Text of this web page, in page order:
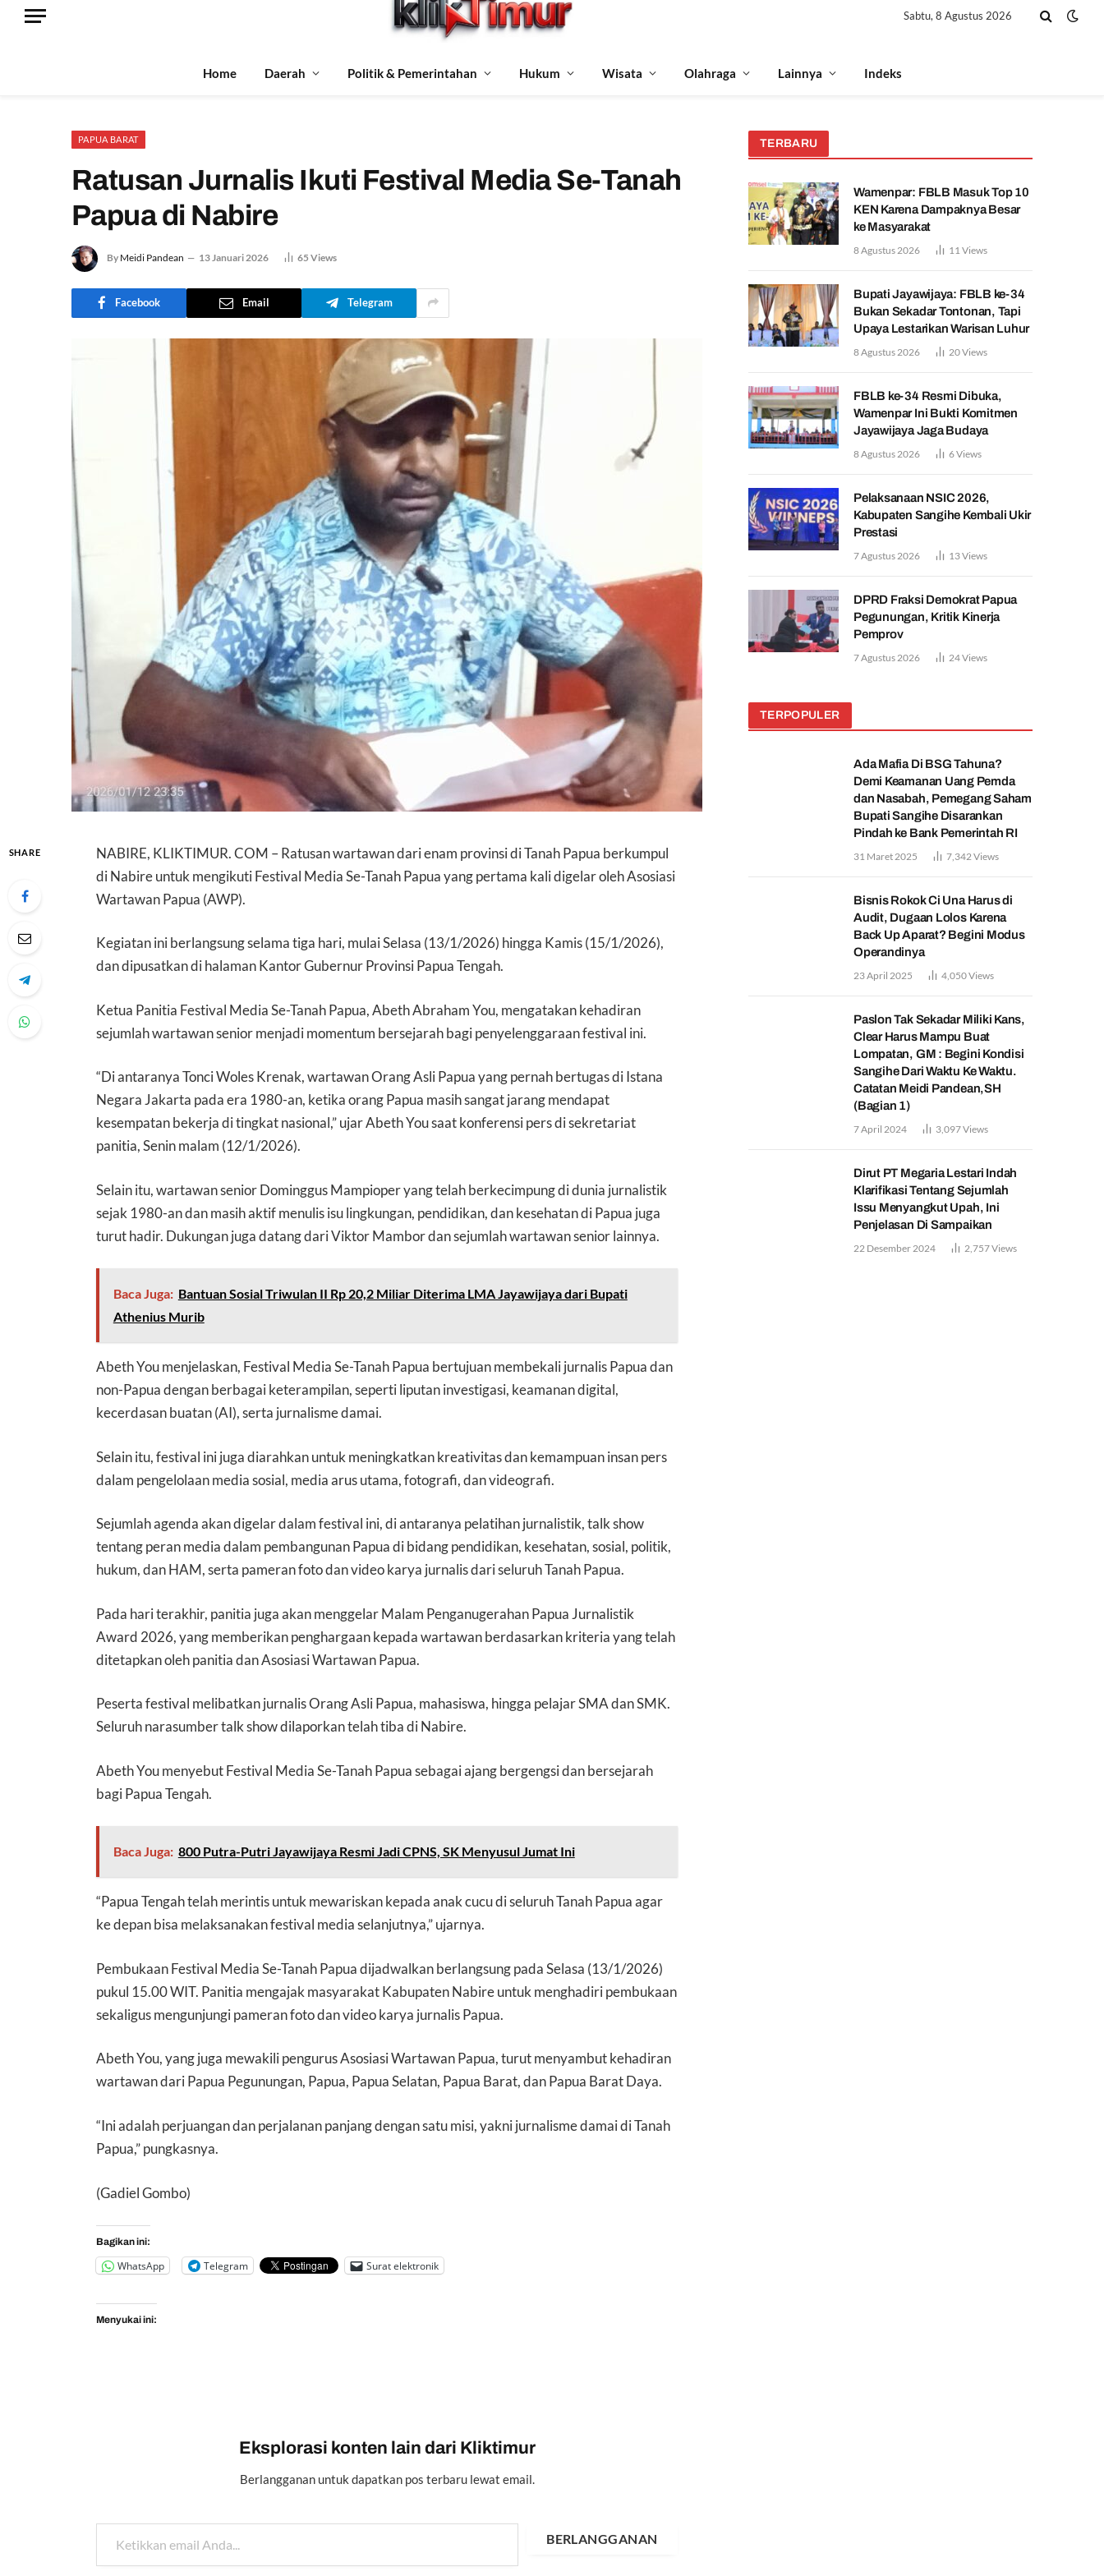
Sabtu, 8 Agustus 2026
Home Daerah Politik & Pemerintahan Hukum Wisata Olahraga Lainnya Indeks
PAPUA BARAT
Ratusan Jurnalis Ikuti Festival Media Se-Tanah
Papua di Nabire
By Meidi Pandean 13 Januari 2026 65 Views
Facebook Email Telegram
SHARE
NABIRE, KLIKTIMUR. COM – Ratusan wartawan dari enam provinsi di Tanah Papua berkumpul
di Nabire untuk mengikuti Festival Media Se-Tanah Papua yang pertama kali digelar oleh Asosiasi
Wartawan Papua (AWP).
Kegiatan ini berlangsung selama tiga hari, mulai Selasa (13/1/2026) hingga Kamis (15/1/2026),
dan dipusatkan di halaman Kantor Gubernur Provinsi Papua Tengah.
Ketua Panitia Festival Media Se-Tanah Papua, Abeth Abraham You, mengatakan kehadiran
sejumlah wartawan senior menjadi momentum bersejarah bagi penyelenggaraan festival ini.
“Di antaranya Tonci Woles Krenak, wartawan Orang Asli Papua yang pernah bertugas di Istana
Negara Jakarta pada era 1980-an, ketika orang Papua masih sangat jarang mendapat
kesempatan bekerja di tingkat nasional,” ujar Abeth You saat konferensi pers di sekretariat
panitia, Senin malam (12/1/2026).
Selain itu, wartawan senior Dominggus Mampioper yang telah berkecimpung di dunia jurnalistik
sejak 1980-an dan masih aktif menulis isu lingkungan, pendidikan, dan kesehatan di Papua juga
turut hadir. Dukungan juga datang dari Viktor Mambor dan sejumlah wartawan senior lainnya.
Baca Juga: Bantuan Sosial Triwulan II Rp 20,2 Miliar Diterima LMA Jayawijaya dari Bupati
Athenius Murib
Abeth You menjelaskan, Festival Media Se-Tanah Papua bertujuan membekali jurnalis Papua dan
non-Papua dengan berbagai keterampilan, seperti liputan investigasi, keamanan digital,
kecerdasan buatan (AI), serta jurnalisme damai.
Selain itu, festival ini juga diarahkan untuk meningkatkan kreativitas dan kemampuan insan pers
dalam pengelolaan media sosial, media arus utama, fotografi, dan videografi.
Sejumlah agenda akan digelar dalam festival ini, di antaranya pelatihan jurnalistik, talk show
tentang peran media dalam pembangunan Papua di bidang pendidikan, kesehatan, sosial, politik,
hukum, dan HAM, serta pameran foto dan video karya jurnalis dari seluruh Tanah Papua.
Pada hari terakhir, panitia juga akan menggelar Malam Penganugerahan Papua Jurnalistik
Award 2026, yang memberikan penghargaan kepada wartawan berdasarkan kriteria yang telah
ditetapkan oleh panitia dan Asosiasi Wartawan Papua.
Peserta festival melibatkan jurnalis Orang Asli Papua, mahasiswa, hingga pelajar SMA dan SMK.
Seluruh narasumber talk show dilaporkan telah tiba di Nabire.
Abeth You menyebut Festival Media Se-Tanah Papua sebagai ajang bergengsi dan bersejarah
bagi Papua Tengah.
Baca Juga: 800 Putra-Putri Jayawijaya Resmi Jadi CPNS, SK Menyusul Jumat Ini
“Papua Tengah telah merintis untuk mewariskan kepada anak cucu di seluruh Tanah Papua agar
ke depan bisa melaksanakan festival media selanjutnya,” ujarnya.
Pembukaan Festival Media Se-Tanah Papua dijadwalkan berlangsung pada Selasa (13/1/2026)
pukul 15.00 WIT. Panitia mengajak masyarakat Kabupaten Nabire untuk menghadiri pembukaan
sekaligus mengunjungi pameran foto dan video karya jurnalis Papua.
Abeth You, yang juga mewakili pengurus Asosiasi Wartawan Papua, turut menyambut kehadiran
wartawan dari Papua Pegunungan, Papua, Papua Selatan, Papua Barat, dan Papua Barat Daya.
“Ini adalah perjuangan dan perjalanan panjang dengan satu misi, yakni jurnalisme damai di Tanah
Papua,” pungkasnya.
(Gadiel Gombo)
Bagikan ini:
WhatsApp Telegram Surat elektronik
Menyukai ini:
Eksplorasi konten lain dari Kliktimur
Berlangganan untuk dapatkan pos terbaru lewat email.
Ketikkan email Anda...
BERLANGGANAN
TERBARU
Wamenpar: FBLB Masuk Top 10
KEN Karena Dampaknya Besar
ke Masyarakat
8 Agustus 2026 11 Views
Bupati Jayawijaya: FBLB ke-34
Bukan Sekadar Tontonan, Tapi
Upaya Lestarikan Warisan Luhur
8 Agustus 2026 20Views
FBLB ke-34 Resmi Dibuka,
Wamenpar Ini Bukti Komitmen
Jayawijaya Jaga Budaya
8 Agustus 2026 6Views
Pelaksanaan NSIC 2026,
Kabupaten Sangihe Kembali Ukir
Prestasi
7 Agustus 2026 13Views
DPRD Fraksi Demokrat Papua
Pegunungan, Kritik Kinerja
Pemprov
7 Agustus 2026 24Views
TERPOPULER
Ada Mafia Di BSG Tahuna?
Demi Keamanan Uang Pemda
dan Nasabah, Pemegang Saham
Bupati Sangihe Disarankan
Pindah ke Bank Pemerintah RI
31 Maret 2025 7,342 Views
Bisnis Rokok Ci Una Harus di
Audit, Dugaan Lolos Karena
Back Up Aparat? Begini Modus
Operandinya
23 April 2025 4,050Views
Paslon Tak Sekadar Miliki Kans,
Clear Harus Mampu Buat
Lompatan, GM : Begini Kondisi
Sangihe Dari Waktu Ke Waktu.
Catatan Meidi Pandean,SH
(Bagian 1)
7 April 2024 3,097Views
Dirut PT Megaria Lestari Indah
Klarifikasi Tentang Sejumlah
Issu Menyangkut Upah, Ini
Penjelasan Di Sampaikan
22 Desember 2024 2,757Views